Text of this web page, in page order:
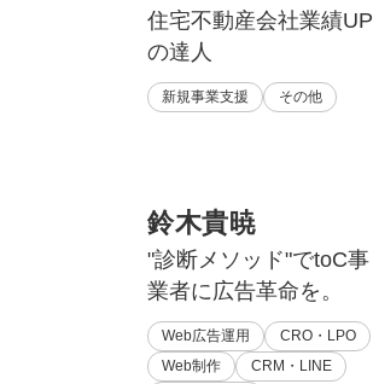
住宅不動産会社業績UP
の達人
新規事業支援 その他
鈴木貴暁
"診断メソッド"でtoC事
業者に広告革命を。
Web広告運用
CRO・LPO
Web制作
CRM・LINE